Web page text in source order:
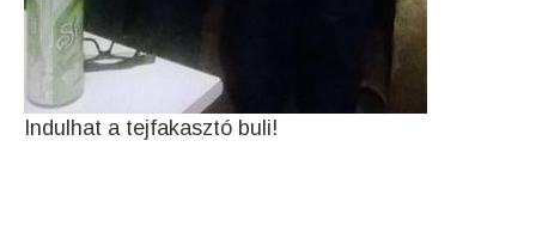
Indulhat a tejfakasztó buli!